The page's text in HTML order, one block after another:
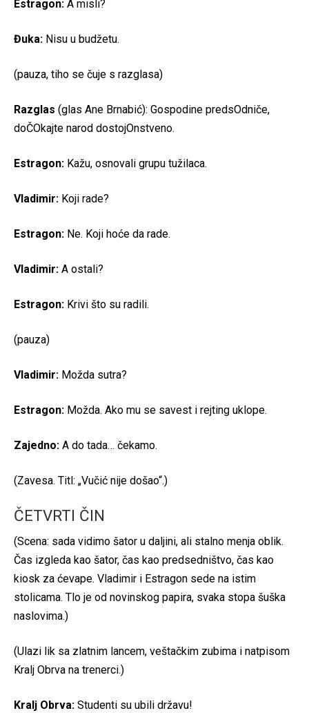
Estragon: A misli?
Đuka: Nisu u budžetu.
(pauza, tiho se čuje s razglasa)
Razglas (glas Ane Brnabić): Gospodine predsOdniče,
doČOkajte narod dostojOnstveno.
Estragon: Kažu, osnovali grupu tužilaca.
Vladimir: Koji rade?
Estragon: Ne. Koji hoće da rade.
Vladimir: A ostali?
Estragon: Krivi što su radili.
(pauza)
Vladimir: Možda sutra?
Estragon: Možda. Ako mu se savest i rejting uklope.
Zajedno: A do tada… čekamo.
(Zavesa. Titl: „Vučić nije došao“.)
ČETVRTI ČIN
(Scena: sada vidimo šator u daljini, ali stalno menja oblik.
Čas izgleda kao šator, čas kao predsedništvo, čas kao
kiosk za ćevape. Vladimir i Estragon sede na istim
stolicama. Tlo je od novinskog papira, svaka stopa šuška
naslovima.)
(Ulazi lik sa zlatnim lancem, veštačkim zubima i natpisom
Kralj Obrva na trenerci.)
Kralj Obrva: Studenti su ubili državu!